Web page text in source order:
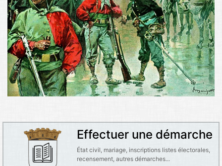
Effectuer une démarche
État civil, mariage, inscriptions listes électorales,
recensement, autres démarches...